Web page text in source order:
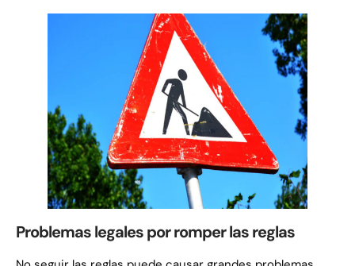
Problemas legales por romper las reglas